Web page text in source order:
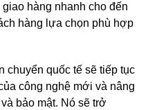
hàng nhanh cho đến
hàng lựa chọn phù hợp
chuyển quốc tế sẽ tiếp tục
công nghệ mới và nâng
bảo mật. Nó sẽ trở